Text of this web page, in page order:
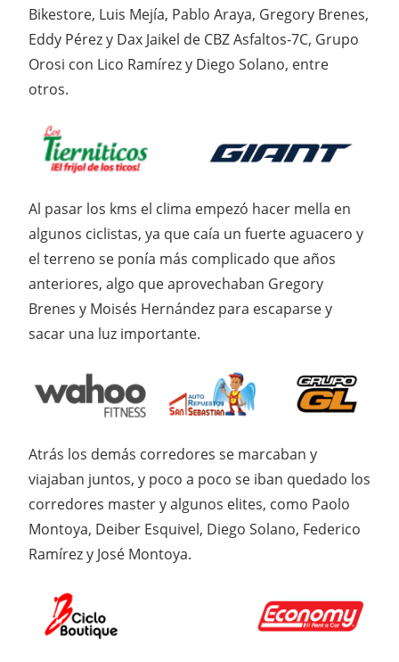
Bikestore, Luis Mejía, Pablo Araya, Gregory Brenes,
Eddy Pérez y Dax Jaikel de CBZ Asfaltos-7C, Grupo
Orosi con Lico Ramírez y Diego Solano, entre
otros.
Al pasar los kms el clima empezó hacer mella en
algunos ciclistas, ya que caía un fuerte aguacero y
el terreno se ponía más complicado que años
anteriores, algo que aprovechaban Gregory
Brenes y Moisés Hernández para escaparse y
sacar una luz importante.
Atrás los demás corredores se marcaban y
viajaban juntos, y poco a poco se iban quedado los
corredores master y algunos elites, como Paolo
Montoya, Deiber Esquivel, Diego Solano, Federico
Ramírez y José Montoya.